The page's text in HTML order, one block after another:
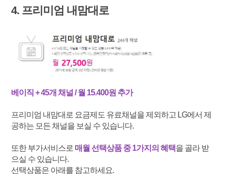
4. 프리미엄 내맘대로
베이직 + 45개 채널 / 월 15.400원 추가
프리미엄 내맘대로 요금제도 유료채널을 제외하고 LG에서 제
공하는 모든 채널을 보실 수 있습니다.
또한 부가서비스로 매월 선택상품 중 1가지의 혜택을 골라 받
으실 수 있습니다.
선택상품은 아래를 참고하세요.